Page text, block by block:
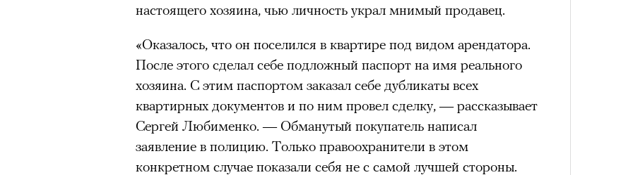
настоящего хозяина, чью личность украл мнимый продавец.
«Оказалось, что он поселился в квартире под видом арендатора.
После этого сделал себе подложный паспорт на имя реального
хозяина. С этим паспортом заказал себе дубликаты всех
квартирных документов и по ним провел сделку, — рассказывает
Сергей Любименко. — Обманутый покупатель написал
заявление в полицию. Только правоохранители в этом
конкретном случае показали себя не с самой лучшей стороны.
Наука не подтверждает существование «гена высоты», но
устойчивостью к стрессуи готовностью к риску.
Большинство альпинистов идут в горы
не ради опасности, а
ради ощущения ясности, свободы и внутреннего смысла.
Успешных альпинистов отличают
устойчивость, дисциплина, способность к самоконтролю и
готовность переносить лишения.